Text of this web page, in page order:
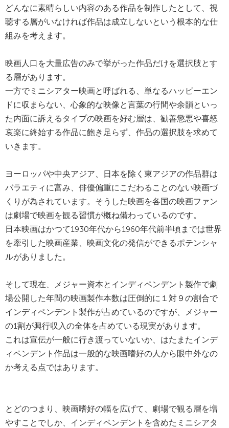
どんなに素晴らしい内容のある作品を制作したとして、視
聴する層がいなければ作品は成立しないという根本的な仕
組みを考えます。
映画人口を大量広告のみで挙がった作品だけを選択肢とす
る層があります。
一方でミニシアター映画と呼ばれる、単なるハッピーエン
ドに収まらない、心象的な映像と言葉の行間や余韻といっ
た内面に訴えるタイプの映画を好む層は、勧善懲悪や喜怒
哀楽に終始する作品に飽き足らず、作品の選択肢を求めて
いきます。
ヨーロッパや中央アジア、日本を除く東アジアの作品群は
バラエティに富み、俳優偏重にこだわることのない映画づ
くりが為されています。そうした映画を各国の映画ファン
は劇場で映画を観る習慣が概ね備わっているのです。
日本映画はかつて1930年代から1960年代前半頃までは世界
を牽引した映画産業、映画文化の発信ができるポテンシャ
ルがありました。
そして現在、メジャー資本とインディペンデント製作で劇
場公開した年間の映画製作本数は圧倒的に１対９の割合で
インディペンデント製作が占めているのですが、メジャー
の1割が興行収入の全体を占めている現実があります。
これは宣伝が一般に行き渡っていないか、はたまたインデ
ィペンデント作品は一般的な映画嗜好の人から眼中外なの
か考える点ではあります。
とどのつまり、映画嗜好の幅を広げて、劇場で観る層を増
やすことでしか、インディペンデントを含めたミニシアタ